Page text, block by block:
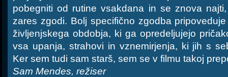
pobegniti od rutine vsakdana in se znova
zares zgodi. Bolj specifično zgodba
življenjskega obdobja, ki ga opredeljujejo
vsa upanja, strahovi in vznemirjenja, ki jih s
Ker sem tudi sam starš, sem se v filmu takoj
Sam Mendes, režiser